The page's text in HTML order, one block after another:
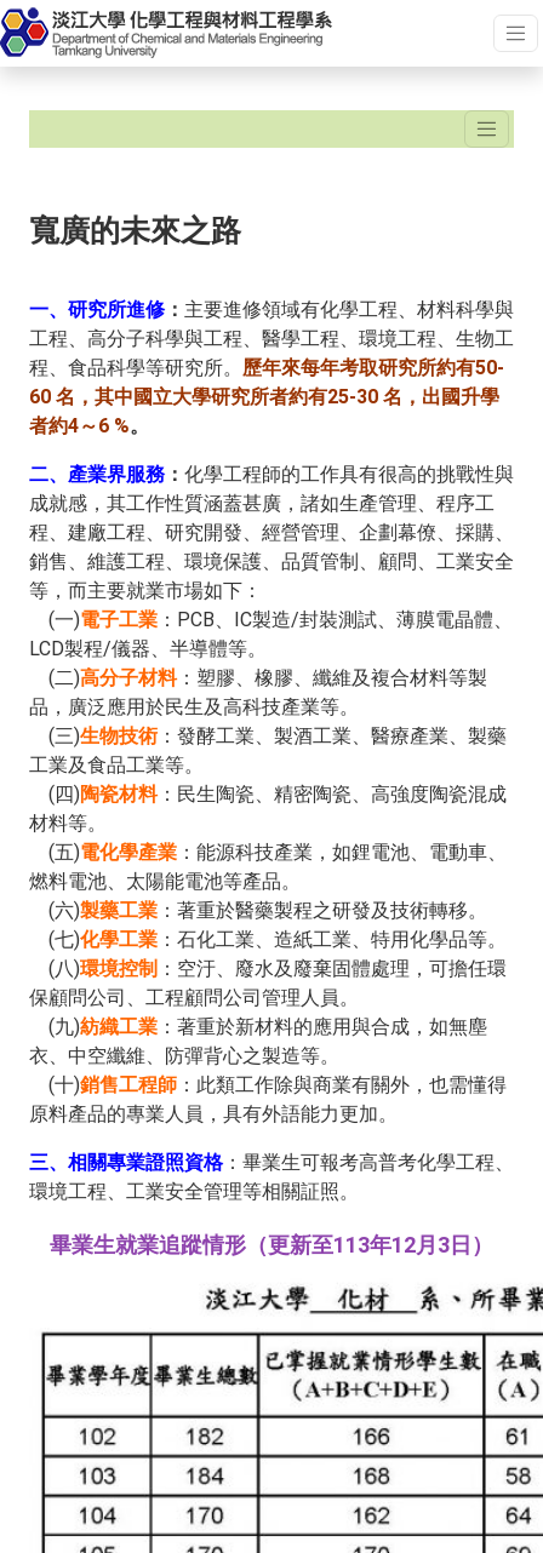
寬廣的未來之路
一、研究所進修 ： 主要進修領域有化學工程、材料科學與
工程、高分子科學與工程、醫學工程、環境工程、生物工
程、食品科學等研究所。 歷年來每年考取研究所約有50-
60 名，其中國立大學研究所者約有25-30 名，出國升學
者約4～6 %。
二、產業界服務 ： 化學工程師的工作具有很高的挑戰性與
成就感，其工作性質涵蓋甚廣，諸如生產管理、程序工
程、建廠工程、研究開發、經營管理、企劃幕僚、採購、
銷售、維護工程、環境保護、品質管制、顧問、工業安全
等，而主要就業市場如下：
(一)電子工業 ：PCB、IC製造/封裝測試、薄膜電晶體、
LCD製程/儀器、半導體等。
(二)高分子材料：塑膠、橡膠、纖維及複合材料等製
品，廣泛應用於民生及高科技產業等。
(三)生物技術：發酵工業、製酒工業、醫療產業、製藥
工業及食品工業等。
(四)陶瓷材料：民生陶瓷、精密陶瓷、高強度陶瓷混成
材料等。
(五)電化學產業 ：能源科技產業，如鋰電池、電動車、
燃料電池、太陽能電池等產品。
(六)製藥工業 ：著重於醫藥製程之研發及技術轉移。
(七)化學工業 ：石化工業、造紙工業、特用化學品等。
(八)環境控制 ：空汙、廢水及廢棄固體處理，可擔任環
保顧問公司、工程顧問公司管理人員。
(九)紡織工業 ：著重於新材料的應用與合成，如無塵
衣、中空纖維、防彈背心之製造等。
(十)銷售工程師 ：此類工作除與商業有關外，也需懂得
原料產品的專業人員，具有外語能力更加。
三、相關專業證照資格：畢業生可報考高普考化學工程、
環境工程、工業安全管理等相關証照。
畢業生就業追蹤情形（更新至113年12月3日）